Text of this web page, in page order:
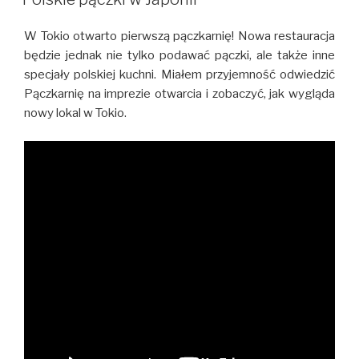
W Tokio otwarto pierwszą pączkarnię! Nowa restauracja
będzie jednak nie tylko podawać pączki, ale także inne
specjały polskiej kuchni. Miałem przyjemność odwiedzić
Pączkarnię na imprezie otwarcia i zobaczyć, jak wygląda
nowy lokal w Tokio.